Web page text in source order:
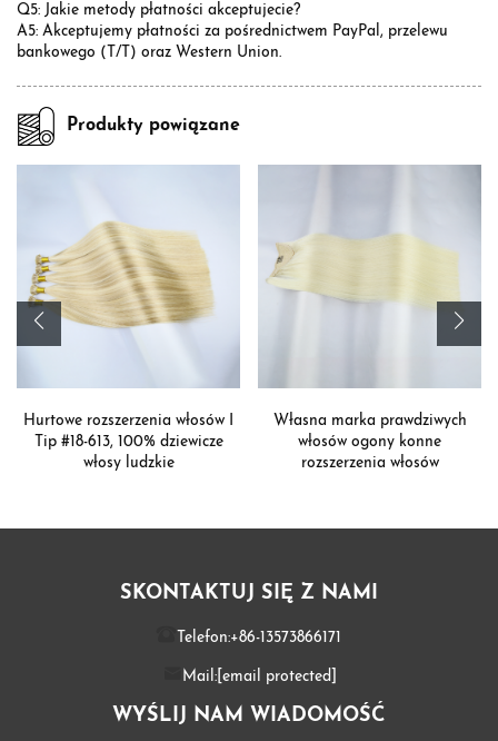
Q5: Jakie metody płatności akceptujecie?
A5: Akceptujemy płatności za pośrednictwem PayPal, przelewu
bankowego (T/T) oraz Western Union.
Produkty powiązane
Hurtowe rozszerzenia włosów I
Tip #18-613, 100% dziewicze
włosy ludzkie
Własna marka prawdziwych
włosów ogony konne
rozszerzenia włosów
SKONTAKTUJ SIĘ Z NAMI
Telefon:+86-13573866171
Mail:[email protected]
WYŚLIJ NAM WIADOMOŚĆ